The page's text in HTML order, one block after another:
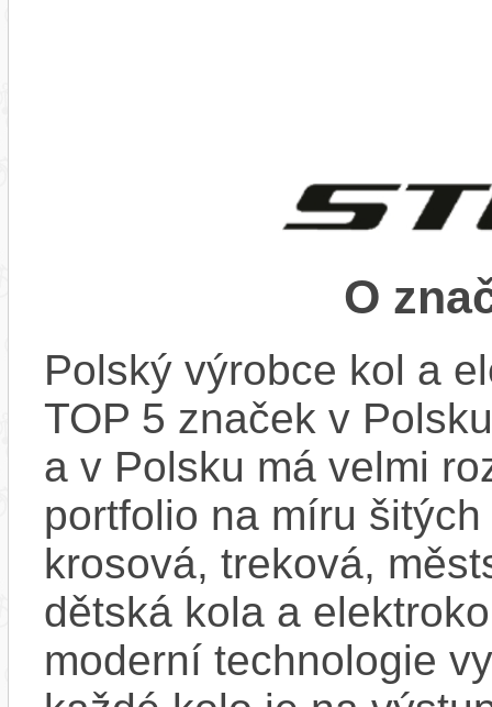
O
Polský výrobce kol a
TOP 5 značek v
a v Polsku má velmi
portfolio na míru
krosová, treková,
dětská kola a
moderní technologie